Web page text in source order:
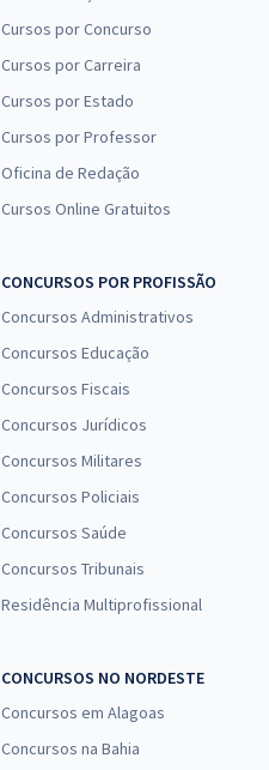
Cursos por Concurso
Cursos por Carreira
Cursos por Estado
Cursos por Professor
Oficina de Redação
Cursos Online Gratuitos
CONCURSOS POR PROFISSÃO
Concursos Administrativos
Concursos Educação
Concursos Fiscais
Concursos Jurídicos
Concursos Militares
Concursos Policiais
Concursos Saúde
Concursos Tribunais
Residência Multiprofissional
CONCURSOS NO NORDESTE
Concursos em Alagoas
Concursos na Bahia